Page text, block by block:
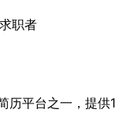
职者
历平台之一，提